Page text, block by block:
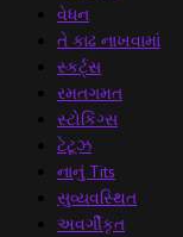
વેધન
તે કાઢ નાખવામાં
સ્કર્ટ્સ
રમતગમત
સ્ટોકિંગ્સ
ટેટૂઝ
નાનું Tits
સુવ્યવસ્થિત
અવર્ગીકૃત